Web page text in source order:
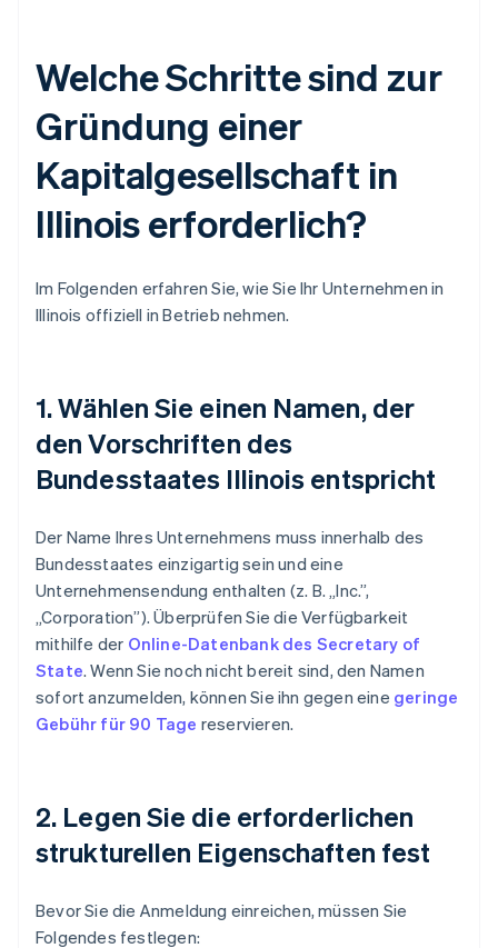
Welche Schritte sind zur
Gründung einer
Kapitalgesellschaft in
Illinois erforderlich?
Im Folgenden erfahren Sie, wie Sie Ihr Unternehmen in
Illinois offiziell in Betrieb nehmen.
1. Wählen Sie einen Namen, der
den Vorschriften des
Bundesstaates Illinois entspricht
Der Name Ihres Unternehmens muss innerhalb des
Bundesstaates einzigartig sein und eine
Unternehmensendung enthalten (z. B. „Inc.”,
„Corporation”). Überprüfen Sie die Verfügbarkeit
mithilfe der Online-Datenbank des Secretary of
State. Wenn Sie noch nicht bereit sind, den Namen
sofort anzumelden, können Sie ihn gegen eine geringe
Gebühr für 90 Tage reservieren.
2. Legen Sie die erforderlichen
strukturellen Eigenschaften fest
Bevor Sie die Anmeldung einreichen, müssen Sie
Folgendes festlegen: